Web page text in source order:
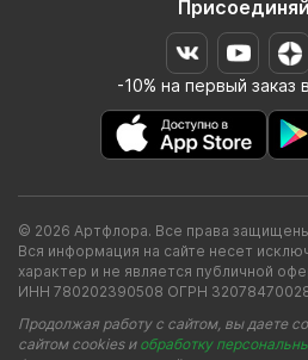
-10% на первый заказ
© 2026 Артфлора. Все права
Вся информация на сайте несет
характер и не является публичной
ИНН 780202390508 ОГРН
Продолжая работу с сайтом, вы даете
сайтом cookies и обработку